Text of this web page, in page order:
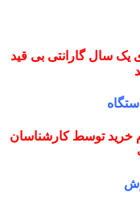
سال گارانتی بی قید
خرید توسط کارشناسان